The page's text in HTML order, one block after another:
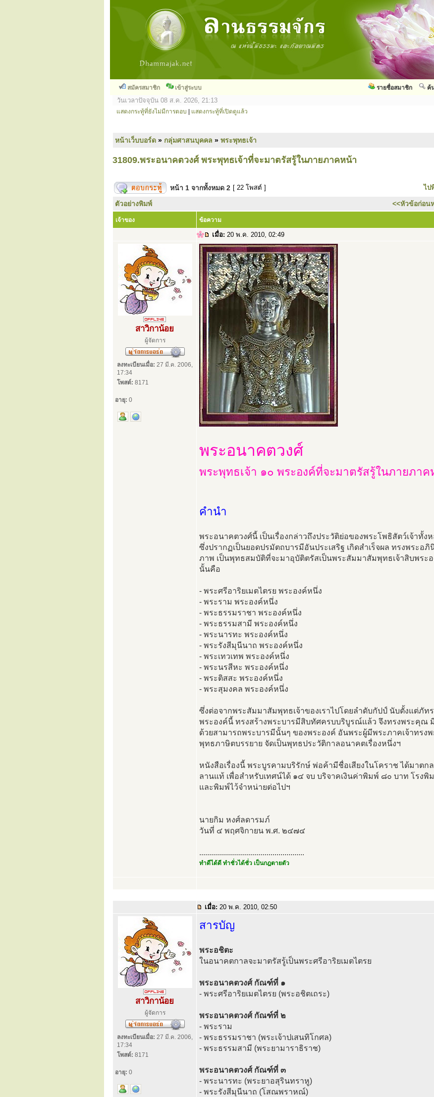
สมัครสมาชิก เข้าสู่ระบบ ค้
รายชื่อสมาชิก
วันเวลาปัจจุบัน 08 ส.ค. 2026, 21:13
แสดงกระทู้ที่ยังไม่มีการตอบ แสดงกระทู้ที่เปิดดูแล้ว
หน้าเว็บบอร์ด » กลุ่มศาสนบุคคล » พระพุทธเจ้า
31809.พระอนาคตวงศ์ พระพุทธเจ้าที่จะมาตรัสรู้ในภายภาคหน้า
หน้า 1 จากทั้งหมด 2 [ 22 โพสต์ ] ไป
ตัวอย่างพิมพ์ <<หัวข้อก่อน
เจ้าของ ข้อความ
เมื่อ: 20 พ.ค. 2010, 02:49
สาวิกาน้อย
ผู้จัดการ
ลงทะเบียนเมื่อ: 27 มี.ค. 2006,
17:34
โพสต์: 8171
อายุ: 0
พระอนาคตวงศ์
พระพุทธเจ้า ๑๐ พระองค์ที่จะมาตรัสรู้ในภายภาค
คำนำ
พระอนาคตวงศ์นี้ เป็นเรื่องกล่าวถึงประวัติย่อของพระโพธิสัตว์เจ้าทั้
ซึ่งปรากฏเป็นยอดปรมัตถบารมีอันประเสริฐ เกิดสำเร็จผล ทรงพระอ
ภาพ เป็นพุทธสมบัติที่จะมาอุบัติตรัสเป็นพระสัมมาสัมพุทธเจ้าสิบพร
นั้นคือ
- พระศรีอาริยเมตไตรย พระองค์หนึ่ง
- พระราม พระองค์หนึ่ง
- พระธรรมราชา พระองค์หนึ่ง
- พระธรรมสามี พระองค์หนึ่ง
- พระนารทะ พระองค์หนึ่ง
- พระรังสีมุนีนาถ พระองค์หนึ่ง
- พระเทวเทพ พระองค์หนึ่ง
- พระนรสีหะ พระองค์หนึ่ง
- พระติสสะ พระองค์หนึ่ง
- พระสุมงคล พระองค์หนึ่ง
ซึ่งต่อจากพระสัมมาสัมพุทธเจ้าของเราไปโดยลำดับกัปป์ นับตั้งแต่ภัท
พระองค์นี้ ทรงสร้างพระบารมีสิบทัศครบบริบูรณ์แล้ว จึงทรงพระคุณ
ด้วยสามารถพระบารมีนั้นๆ ของพระองค์ อันพระผู้มีพระภาคเจ้าทรง
พุทธภาษิตบรรยาย จัดเป็นพุทธประวัติกาลอนาคตเรื่องหนึ่งฯ
หนังสือเรื่องนี้ พระบูรคามบริรักษ์ พ่อค้ามีชื่อเสียงในโคราช ได้มาต
ลานแท้ เพื่อสำหรับเทศน์ได้ ๑๔ จบ บริจาคเงินค่าพิมพ์ ๘๐ บาท โรงพิ
และพิมพ์ไว้จำหน่ายต่อไปฯ
นายกิม หงศ์ลดารมภ์
วันที่ ๔ พฤศจิกายน พ.ศ. ๒๔๗๔
.....................................................
ทำดีได้ดี ทำชั่วได้ชั่ว เป็นกฎตายตัว
เมื่อ: 20 พ.ค. 2010, 02:50
สาวิกาน้อย
ผู้จัดการ
ลงทะเบียนเมื่อ: 27 มี.ค. 2006,
17:34
โพสต์: 8171
อายุ: 0
สารบัญ
พระอชิตะ
ในอนาคตกาลจะมาตรัสรู้เป็นพระศรีอาริยเมตไตรย
พระอนาคตวงศ์ กัณฑ์ที่ ๑
- พระศรีอาริยเมตไตรย (พระอชิตเถระ)
พระอนาคตวงศ์ กัณฑ์ที่ ๒
- พระราม
- พระธรรมราชา (พระเจ้าปเสนทิโกศล)
- พระธรรมสามี (พระยามาราธิราช)
พระอนาคตวงศ์ กัณฑ์ที่ ๓
- พระนารทะ (พระยาอสุรินทราหู)
- พระรังสีมุนีนาถ (โสณพราหณ์)